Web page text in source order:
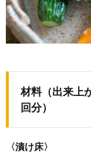
材料（出来上
回分）
〈漬け床〉